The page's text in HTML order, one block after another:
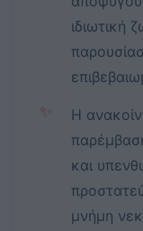
ιδιωτική
✨
Η
και
μνήμη